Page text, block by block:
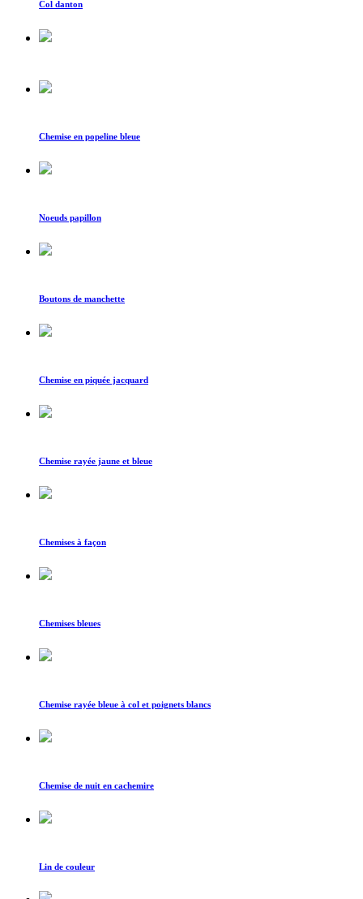
Col danton
Chemise en popeline bleue
Noeuds papillon
Boutons de manchette
Chemise en piquée jacquard
Chemise rayée jaune et bleue
Chemises à façon
Chemises bleues
Chemise rayée bleue à col et poignets blancs
Chemise de nuit en cachemire
Lin de couleur